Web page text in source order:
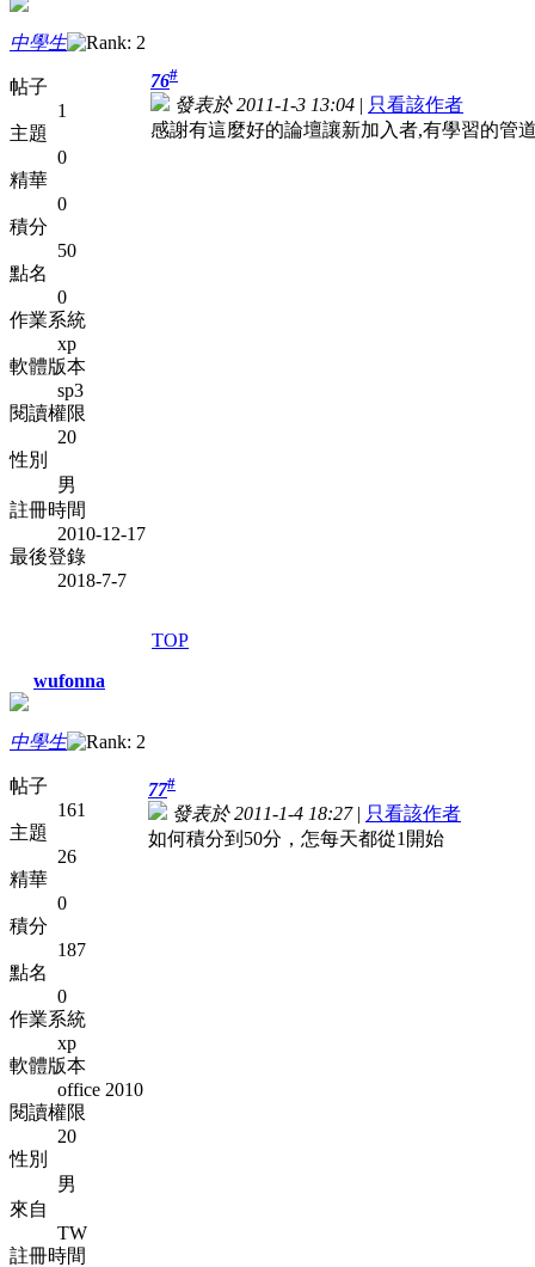
中學生
帖子
1
主題
0
精華
0
積分
50
點名
0
作業系統
xp
軟體版本
sp3
閱讀權限
20
性別
男
註冊時間
2010-12-17
最後登錄
2018-7-7
76#
發表於 2011-1-3 13:04 | 只看該作者
感謝有這麼好的論壇讓新加入者,有學習的管
TOP
wufonna
中學生
帖子
161
主題
26
精華
0
積分
187
點名
0
作業系統
xp
軟體版本
office 2010
閱讀權限
20
性別
男
來自
TW
註冊時間
77#
發表於 2011-1-4 18:27| 只看該作者
如何積分到50分，怎每天都從1開始